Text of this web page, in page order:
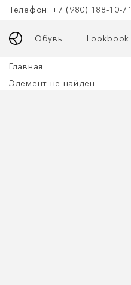
Телефон: +7 (980) 188-10-71
Обувь Lookbook
Главная
Элемент не найден